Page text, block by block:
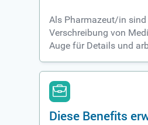
Als Pharmazeut/in sind
Verschreibung von
Auge für Details und
Diese Benefits